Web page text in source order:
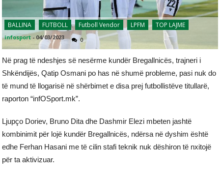
BALLINA FUTBOLL Futboll Vendor LPFM TOP LAJME
infosport - 04/03/2023 0
Në prag të ndeshjes së nesërme kundër Bregallnicës, trajneri i
Shkëndijës, Qatip Osmani po has në shumë probleme, pasi nuk do
të mund të llogarisë në shërbimet e disa prej futbollistëve titullarë,
raporton “infOSport.mk”.
Ljupço Doriev, Bruno Dita dhe Dashmir Elezi mbeten jashtë
kombinimit për lojë kundër Bregallnicës, ndërsa në dyshim është
edhe Ferhan Hasani me të cilin stafi teknik nuk dëshiron të nxitojë
për ta aktivizuar.